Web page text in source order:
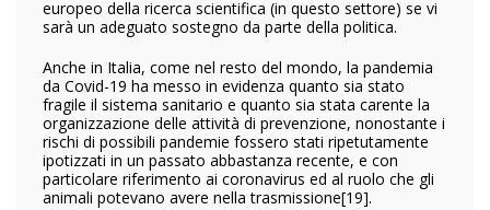
europeo della ricerca scientifica (in questo settore) se vi
sarà un adeguato sostegno da parte della politica.
Anche in Italia, come nel resto del mondo, la pandemia
da Covid-19 ha messo in evidenza quanto sia stato
fragile il sistema sanitario e quanto sia stata carente la
organizzazione delle attività di prevenzione, nonostante i
rischi di possibili pandemie fossero stati ripetutamente
ipotizzati in un passato abbastanza recente, e con
particolare riferimento ai coronavirus ed al ruolo che gli
animali potevano avere nella trasmissione[19].